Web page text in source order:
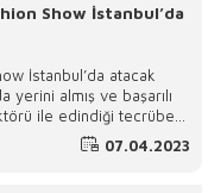
Show İstanbul’da
İstanbul’da atacak
almış ve başarılı
ile edindiği tecrübe
global ticaretine katkı
hizmet vermek için
07.04.2023